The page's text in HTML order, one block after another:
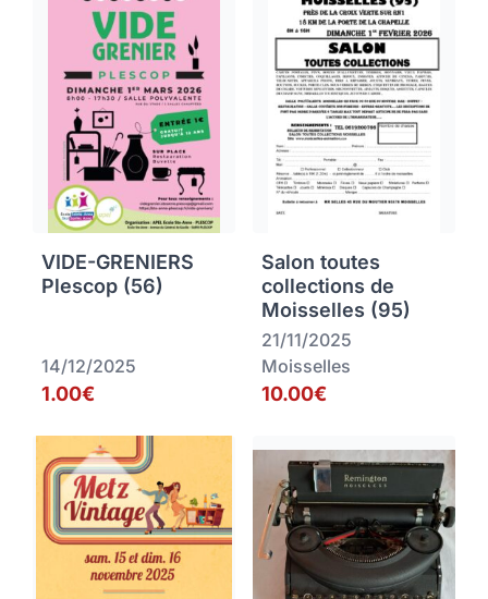
VIDE-GRENIERS
Plescop (56)
14/12/2025
1.00€
Salon toutes
collections de
Moisselles (95)
21/11/2025
Moisselles
10.00€